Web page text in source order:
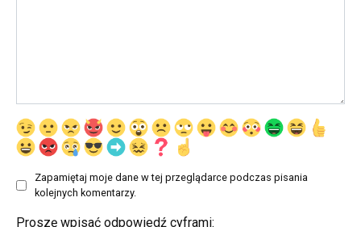
Zapamiętaj moje dane w tej przeglądarce podczas pisania
kolejnych komentarzy.
Proszę wpisać odpowiedź cyframi: